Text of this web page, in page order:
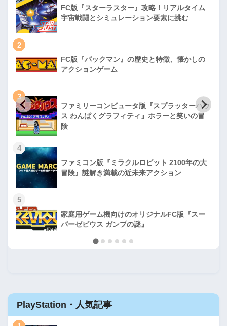
FC版『スターラスター』攻略！リアルタイム
宇宙戦闘とシミュレーション要素に挑む
2
FC版『パックマン』の歴史と特徴、懐かしの
アクションゲーム
3
ファミリーコンピュータ版『スプラッターハウ
ス わんぱくグラフィティ』ホラーと笑いの冒
険
4
ファミコン版『ミラクルロピット 2100年の大
冒険』謎解き満載の近未来アクション
5
家庭用ゲーム機向けのオリジナルFC版『スー
パーゼビウス ガンプの謎』
PlayStation・人気記事